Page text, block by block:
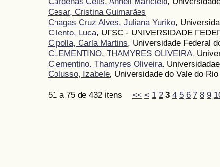
Cesar, Cristina Guimarães
Chagas Cruz Alves, Juliana Yuriko,
Cilento, Luca, UFSC - UNIVERSIDADE
Cipolla, Carla Martins, Universidade Federal
CLEMENTINO, THAMYRES OLIVEIRA,
Clementino, Thamyres Oliveira,
Colusso, Izabele, Universidade do Vale do
51 a 75 de 432 itens << < 1 2 3 4 5 6 7 8 9